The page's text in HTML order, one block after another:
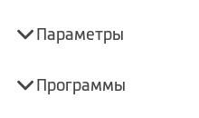
Параметры
Программы